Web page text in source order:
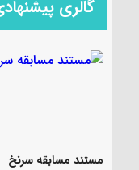
گالری
مستند مسابقه سرنخ